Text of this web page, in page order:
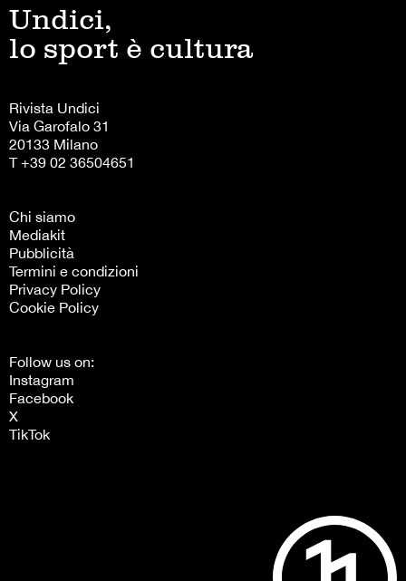
Undici,
lo sport è cultura
Rivista Undici
Via Garofalo 31
20133 Milano
T +39 02 36504651
Chi siamo
Mediakit
Pubblicità
Termini e condizioni
Privacy Policy
Cookie Policy
Follow us on:
Instagram
Facebook
X
TikTok